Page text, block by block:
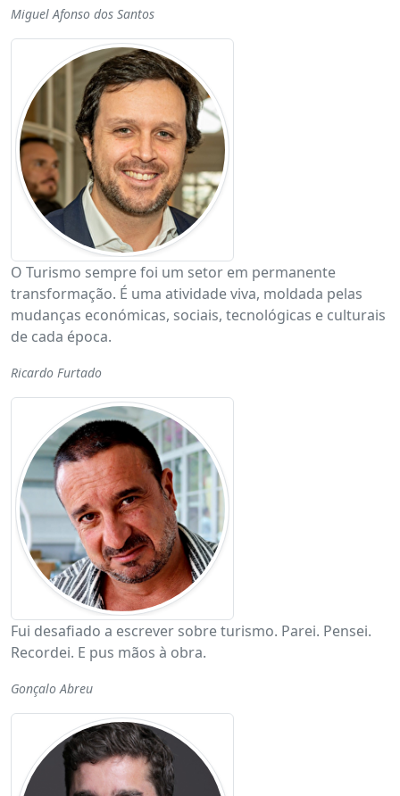
Miguel Afonso dos Santos
O Turismo sempre foi um setor em permanente
transformação. É uma atividade viva, moldada pelas
mudanças económicas, sociais, tecnológicas e culturais
de cada época.
Ricardo Furtado
Fui desafiado a escrever sobre turismo. Parei. Pensei.
Recordei. E pus mãos à obra.
Gonçalo Abreu